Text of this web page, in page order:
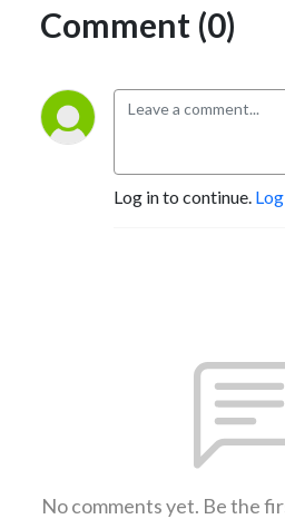
Comment (0)
Log in to continue.
No comments yet. Be the